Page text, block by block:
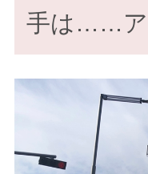
手は……ア